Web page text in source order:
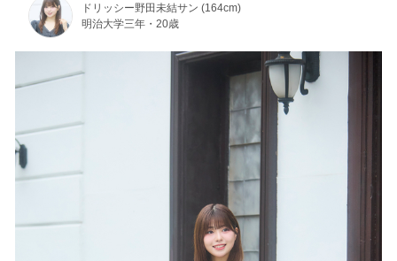
ドリッシー野田未結サン (164cm)
明治大学三年・20歳